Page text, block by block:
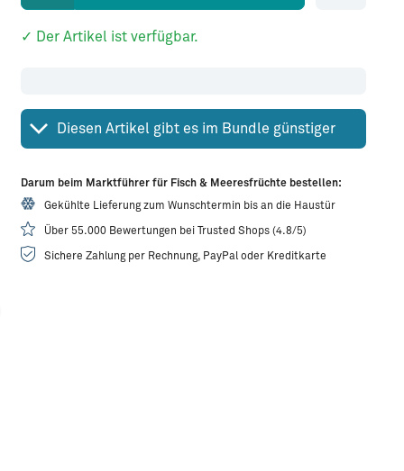
✓ Der Artikel ist verfügbar.
Diesen Artikel gibt es im Bundle günstiger
Darum beim Marktführer für Fisch & Meeresfrüchte bestellen:
Gekühlte Lieferung zum Wunschtermin bis an die Haustür
Über 55.000 Bewertungen bei Trusted Shops (4.8/5)
Sichere Zahlung per Rechnung, PayPal oder Kreditkarte